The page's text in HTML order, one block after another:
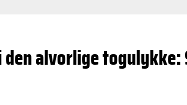
alvorlige togulykke: